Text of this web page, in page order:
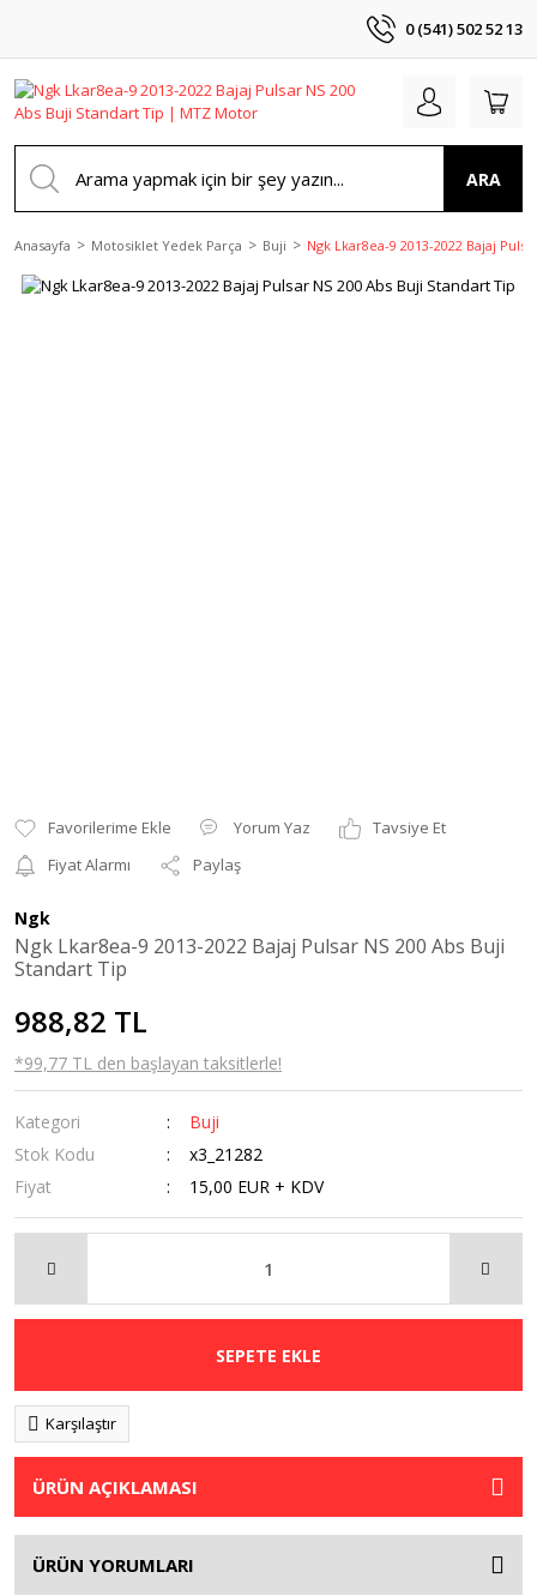
0 (541) 502 52 13
ARA
Anasayfa Motosiklet Yedek Parça Buji Ngk Lkar8ea-9 2013-2022 Bajaj
Yorum Yaz
Tavsiye Et
Fiyat Alarmı
Paylaş
Ngk
Ngk Lkar8ea-9 2013-2022 Bajaj Pulsar NS 200 Abs Buji
Standart Tip
988,82 TL
*99,77 TL den başlayan taksitlerle!
Kategori
Buji
Stok Kodu
x3_21282
Fiyat
15,00 EUR + KDV
SEPETE EKLE
Karşılaştır
ÜRÜN AÇIKLAMASI
ÜRÜN YORUMLARI